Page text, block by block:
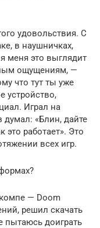
удовольствия. С
в наушничках,
меня это выглядит
ощущениям, —
что тут ты уже
устройство,
Играл на
«Блин, дайте
работает». Это
всех игр.
— Doom
решил скачать
пытаюсь доиграть